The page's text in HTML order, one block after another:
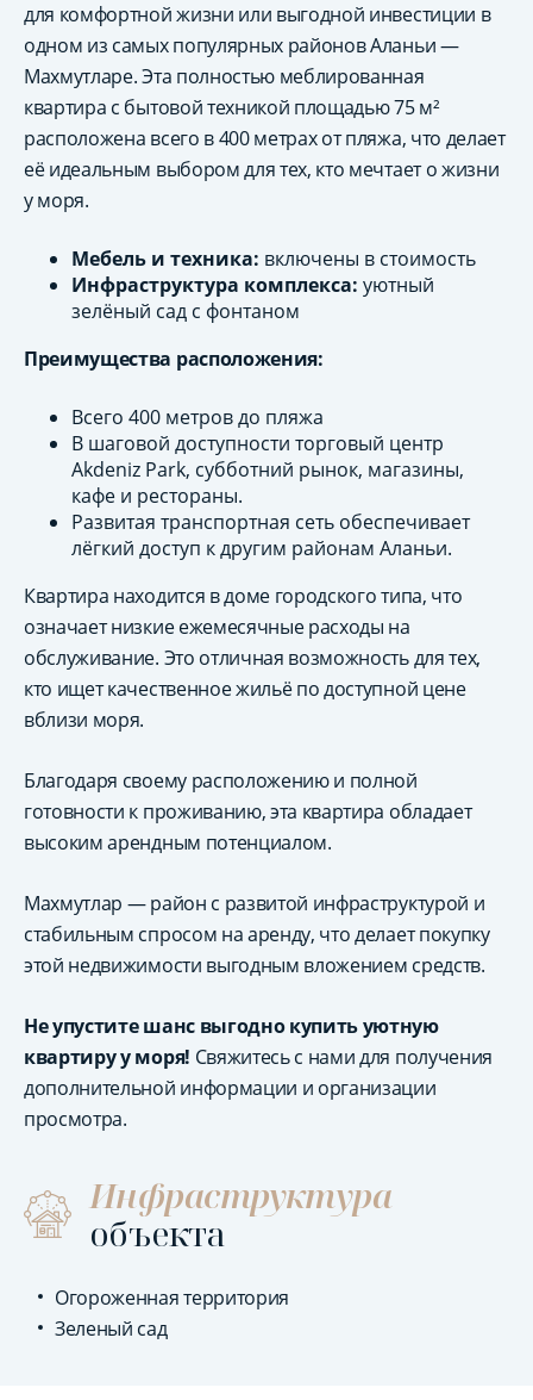
для комфортной жизни или выгодной инвестиции в
одном из самых популярных районов Аланьи —
Махмутларе. Эта полностью меблированная
квартира с бытовой техникой площадью 75 м²
расположена всего в 400 метрах от пляжа, что делает
её идеальным выбором для тех, кто мечтает о жизни
у моря.
Мебель и техника: включены в стоимость
Инфраструктура комплекса: уютный
зелёный сад с фонтаном
Преимущества расположения:
Всего 400 метров до пляжа
В шаговой доступности торговый центр
Akdeniz Park, субботний рынок, магазины,
кафе и рестораны.
Развитая транспортная сеть обеспечивает
лёгкий доступ к другим районам Аланьи.
Квартира находится в доме городского типа, что
означает низкие ежемесячные расходы на
обслуживание. Это отличная возможность для тех,
кто ищет качественное жильё по доступной цене
вблизи моря.
Благодаря своему расположению и полной
готовности к проживанию, эта квартира обладает
высоким арендным потенциалом.
Махмутлар — район с развитой инфраструктурой и
стабильным спросом на аренду, что делает покупку
этой недвижимости выгодным вложением средств.
Не упустите шанс выгодно купить уютную
квартиру у моря! Свяжитесь с нами для получения
дополнительной информации и организации
просмотра.
Инфраструктура
объекта
Огороженная территория
Зеленый сад